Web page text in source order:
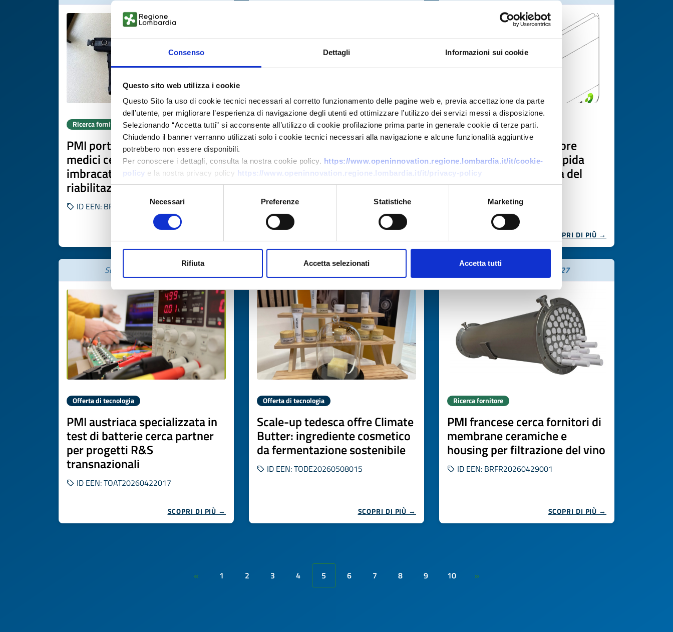
Consenso Dettagli Informazioni sui cookie
Questo sito web utilizza i cookie
Questo Sito fa uso di cookie tecnici necessari al corretto funzionamento delle pagine web e, previa accettazione da parte
dell’utente, per migliorare l’esperienza di navigazione degli utenti ed ottimizzare l’utilizzo dei servizi messi a disposizione.
Selezionando “Accetta tutti” si acconsente all’utilizzo di cookie profilazione prima parte in generale cookie di terze parti.
Chiudendo il banner verranno utilizzati solo i cookie tecnici necessari alla navigazione e alcune funzionalità aggiuntive
potrebbero non essere disponibili.
Per conoscere i dettagli, consulta la nostra cookie policy. https://www.openinnovation.regione.lombardia.it/it/cookie-
policy e la nostra privacy policy https://www.openinnovation.regione.lombardia.it/it/privacy-policy
Selezione
del
Necessari Preferenze Statistiche Marketing
Rifiuta Accetta selezionati Accetta tutti
Ricerca fornitore
PMI portoghese di dispositivi
medici cerca produttore di
imbracature ergonomiche per
riabilitazione
ID EEN: BRPT20260416016
Offerta di tecnologia
Protesi multifunzionale e
personalizzabile per arto
superiore per riabilitazione
Offerta di tecnologia
PMI svizzera offre lettore
portatile per misura rapida
dell'attività enzimatica del
suolo
ID EEN: TOCH20260420015
SCOPRI DI PIÙ →
Scade il 03 giugno 2027
Offerta di tecnologia
PMI austriaca specializzata in
test di batterie cerca partner
per progetti R&S
transnazionali
ID EEN: TOAT20260422017
SCOPRI DI PIÙ →
Scade il19 maggio 2027
Offerta di tecnologia
Scale-up tedesca offre Climate
Butter: ingrediente cosmetico
da fermentazione sostenibile
ID EEN: TODE20260508015
SCOPRI DI PIÙ →
Scade il 19 maggio 2027
Ricerca fornitore
PMI francese cerca fornitori di
membrane ceramiche e
housing per filtrazione del vino
ID EEN: BRFR20260429001
SCOPRI DI PIÙ →
« 1 2 3 4 5 6 7 8 9 10 »